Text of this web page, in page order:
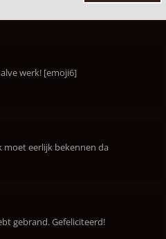
werk! [emoji6]
moet eerlijk bekennen da
gebrand. Gefeliciteerd!